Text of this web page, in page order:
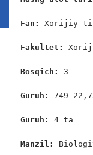
Fan: Xorijiy
Fakultet:
Bosqich: 3
Guruh: 749-
Guruh: 4 ta
Manzil: